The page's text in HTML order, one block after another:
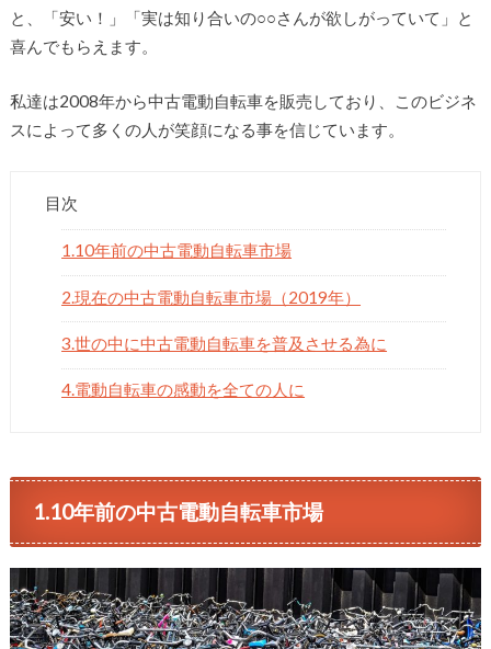
と、「安い！」「実は知り合いの○○さんが欲しがっていて」と
喜んでもらえます。
私達は2008年から中古電動自転車を販売しており、このビジネ
スによって多くの人が笑顔になる事を信じています。
目次
1.10年前の中古電動自転車市場
2.現在の中古電動自転車市場（2019年）
3.世の中に中古電動自転車を普及させる為に
4.電動自転車の感動を全ての人に
1.10年前の中古電動自転車市場